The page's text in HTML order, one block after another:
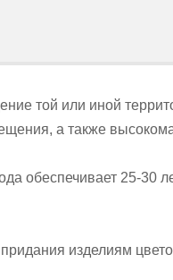
той или иной
а также
обеспечивает 25-30
изделиям